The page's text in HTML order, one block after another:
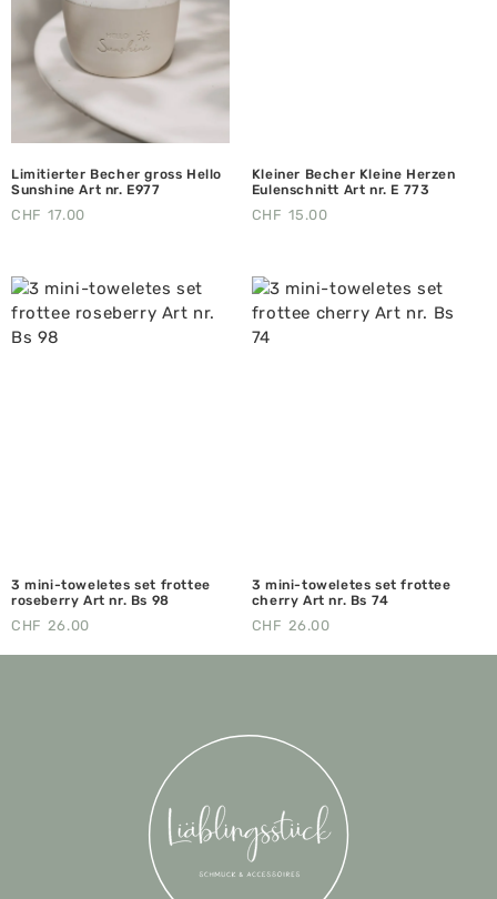
Limitierter Becher gross Hello
Sunshine Art nr. E977
CHF 17.00
Kleiner Becher Kleine Herzen
Eulenschnitt Art nr. E 773
CHF 15.00
3 mini-toweletes set frottee
roseberry Art nr. Bs 98
CHF 26.00
3 mini-toweletes set frottee
cherry Art nr. Bs 74
CHF 26.00